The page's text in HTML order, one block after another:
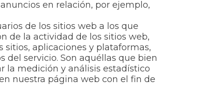
en relación, por ejemplo,
de los sitios web a los que
de la actividad de los sitios web,
aplicaciones y plataformas,
del servicio. Son aquéllas que bien
la medición y análisis estadístico
nuestra página web con el fin de